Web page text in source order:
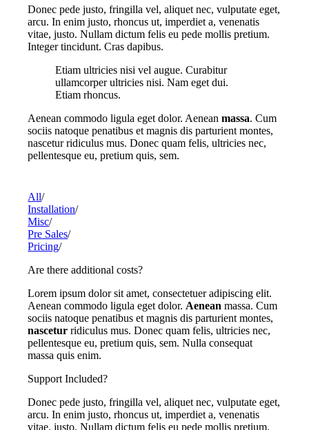
Donec pede justo, fringilla vel, aliquet nec, vulputate eget,
arcu. In enim justo, rhoncus ut, imperdiet a, venenatis
vitae, justo. Nullam dictum felis eu pede mollis pretium.
Integer tincidunt. Cras dapibus.
Etiam ultricies nisi vel augue. Curabitur
ullamcorper ultricies nisi. Nam eget dui.
Etiam rhoncus.
Aenean commodo ligula eget dolor. Aeneanmassa. Cum
sociis natoque penatibus et magnis dis parturient montes,
nascetur ridiculus mus. Donec quam felis, ultricies nec,
pellentesque eu, pretium quis, sem.
All/
Installation/
Misc/
Pre Sales/
Pricing/
Are there additional costs?
Lorem ipsum dolor sit amet, consectetuer adipiscing elit.
Aenean commodo ligula eget dolor. Aenean massa. Cum
sociis natoque penatibus et magnis dis parturient montes,
nascetur ridiculus mus. Donec quam felis, ultricies nec,
pellentesque eu, pretium quis, sem. Nulla consequat
massa quis enim.
Support Included?
Donec pede justo, fringilla vel, aliquet nec, vulputate eget,
arcu. In enim justo, rhoncus ut, imperdiet a, venenatis
vitae, justo. Nullam dictum felis eu pede mollis pretium.